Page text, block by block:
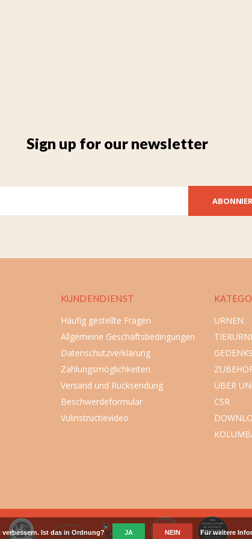
Sign up for our newsletter
KUNDENDIENST
Häufig gestellte Fragen
Allgemeine Geschäftsbedingungen
Datenschutzverklärung
Zahlungsmöglichkeiten
Versand und Rücksendung
Beschwerdeformular
Vulinstructievideo
URNEN
ÜBER
CSR
verbessern. Ist das in Ordnung? JA NEIN Für weitere